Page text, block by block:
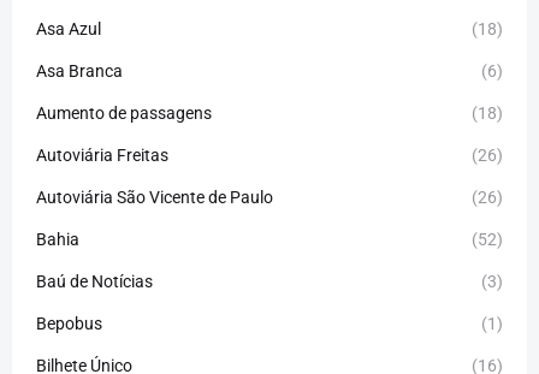
Asa Azul (18)
Asa Branca (6)
Aumento de passagens (18)
Autoviária Freitas (26)
Autoviária São Vicente de Paulo (26)
Bahia (52)
Baú de Notícias (3)
Bepobus (1)
Bilhete Único (16)